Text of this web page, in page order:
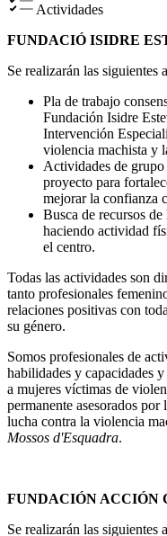
Actividades
FUNDACIÓ ISIDRE
Se realizarán las siguientes
Pla de trabajo
Fundación Isidre
Intervención
violencia machista y
Actividades de grupo
proyecto para
mejorar la confianza
Busca de recursos
haciendo actividad
el centro.
Todas las actividades son
tanto profesionales
relaciones positivas con
su género.
Somos profesionales de
habilidades y capacidades
a mujeres víctimas de
permanente asesorados
lucha contra la violencia
Mossos d'Esquadra.
FUNDACIÓN ACCIÓN
Se realizarán las siguientes